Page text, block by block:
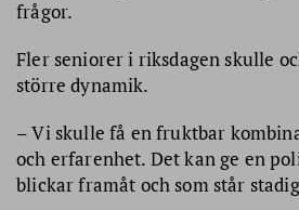
frågor.
Fler seniorer i riksdagen skulle
större dynamik.
– Vi skulle få en fruktbar
och erfarenhet. Det kan ge en
blickar framåt och som står